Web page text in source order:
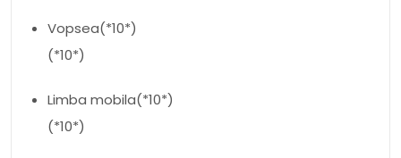
Vopsea(*10*)
(*10*)
Limba mobila(*10*)
(*10*)